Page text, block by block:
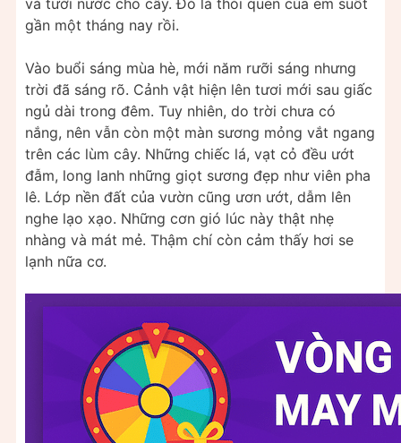
và tưới nước cho cây. Đó là thói quen của em suốt
gần một tháng nay rồi.
Vào buổi sáng mùa hè, mới năm rưỡi sáng nhưng
trời đã sáng rõ. Cảnh vật hiện lên tươi mới sau giấc
ngủ dài trong đêm. Tuy nhiên, do trời chưa có
nắng, nên vẫn còn một màn sương mỏng vắt ngang
trên các lùm cây. Những chiếc lá, vạt cỏ đều ướt
đẫm, long lanh những giọt sương đẹp như viên pha
lê. Lớp nền đất của vườn cũng ươn ướt, dẫm lên
nghe lạo xạo. Những cơn gió lúc này thật nhẹ
nhàng và mát mẻ. Thậm chí còn cảm thấy hơi se
lạnh nữa cơ.